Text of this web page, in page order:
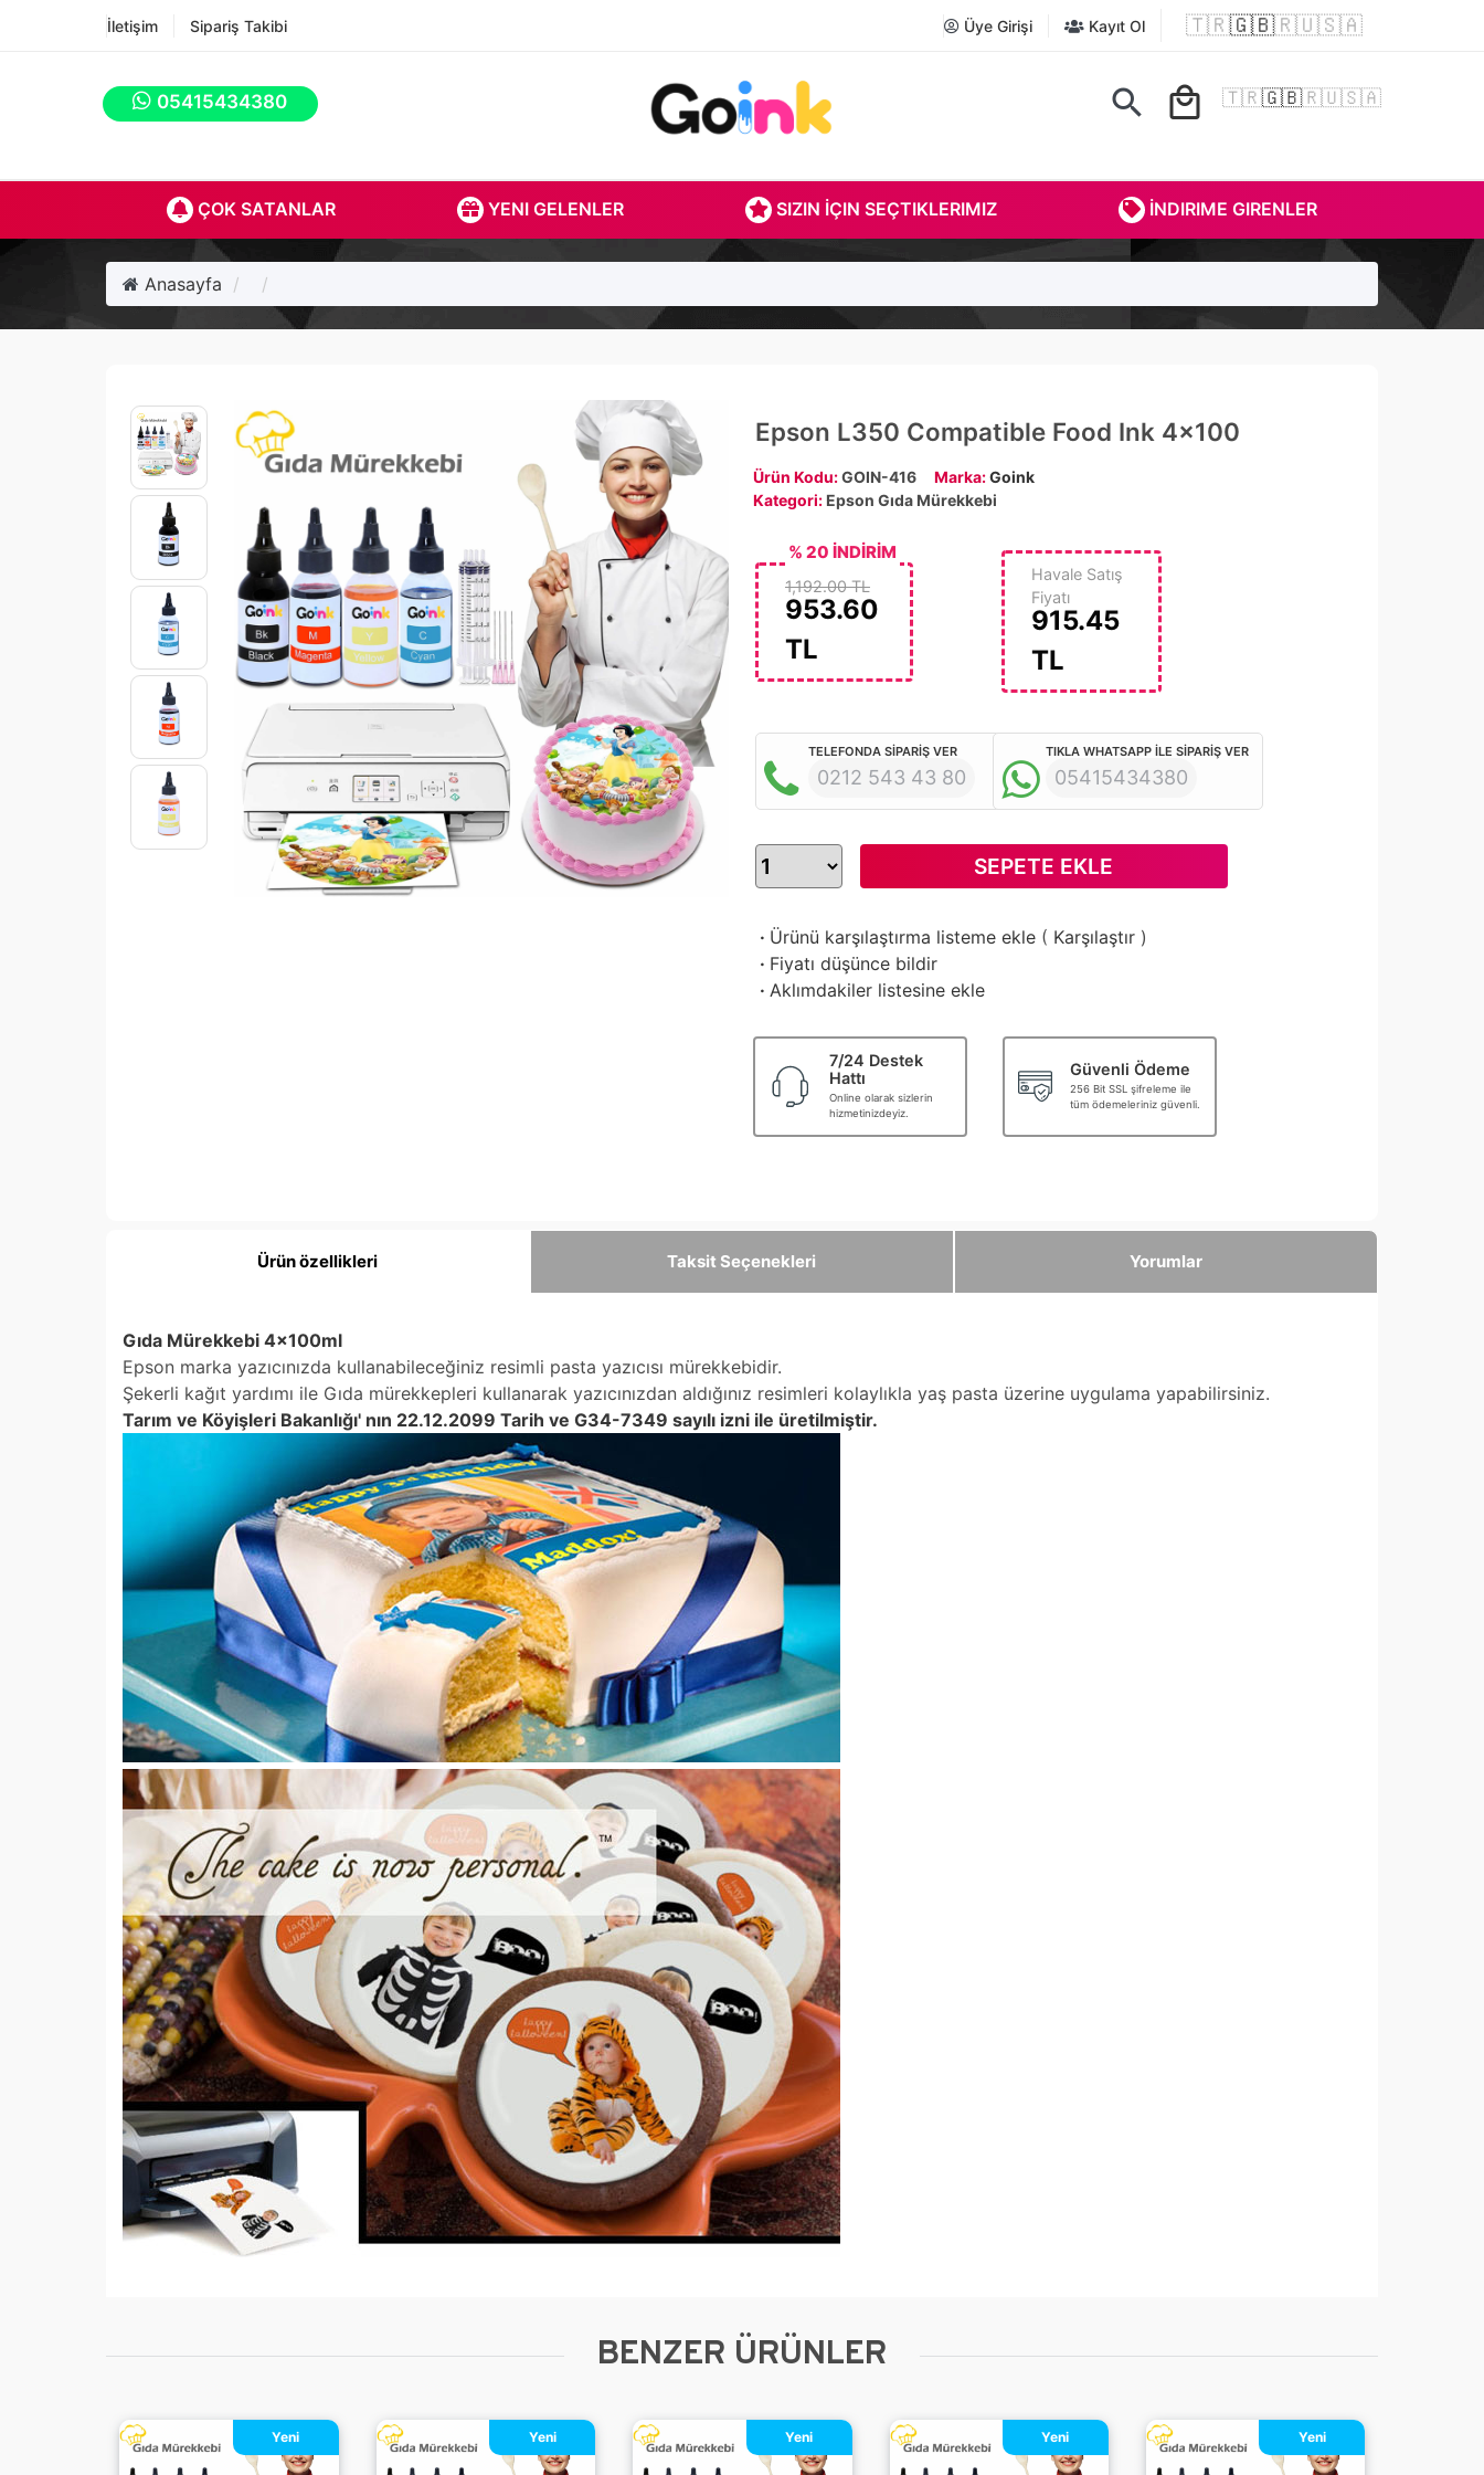
İletişim Sipariş Takibi Üye Girişi Kayıt Ol 🇹🇷🇬🇧🇷🇺🇸🇦
05415434380 search local_mall 🇹🇷🇬🇧🇷🇺🇸🇦
ÇOK SATANLAR YENI GELENLER SIZIN İÇIN SEÇTIKLERIMIZ İNDIRIME GIRENLER
Anasayfa
Epson L350 Compatible Food Ink 4x100
Ürün Kodu:GOIN-416 Marka:Goink
Kategori: Epson Gıda Mürekkebi
1,192.00 TL
953.60
TL
% 20 İNDİRİM
Havale Satış
Fiyatı
915.45
TL
TELEFONDA SİPARİŞ VER
0212 543 43 80
TIKLA WHATSAPP İLE SİPARİŞ VER
05415434380
SEPETE EKLE
· Ürünü karşılaştırma listeme ekle( Karşılaştır)
· Fiyatı düşünce bildir
· Aklımdakiler listesine ekle
7/24 Destek
Hattı
Online olarak sizlerin
hizmetinizdeyiz.
Güvenli Ödeme
256 Bit SSL şifreleme ile
tüm ödemeleriniz güvenli.
Ürün özellikleri Taksit Seçenekleri Yorumlar
Gıda Mürekkebi 4x100ml
Epson marka yazıcınızda kullanabileceğiniz resimli pasta yazıcısı mürekkebidir.
Şekerli kağıt yardımı ile Gıda mürekkepleri kullanarak yazıcınızdan aldığınız resimleri kolaylıkla yaş pasta üzerine uygulama yapabilirsiniz.
Tarım ve Köyişleri Bakanlığı' nın 22.12.2099 Tarih ve G34-7349 sayılı izni ile üretilmiştir.
BENZER ÜRÜNLER
Yeni Yeni Yeni Yeni Yeni